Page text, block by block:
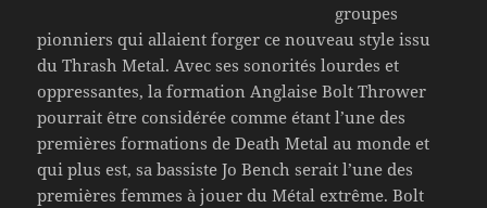
groupes
pionniers qui allaient forger ce nouveau style issu
du Thrash Metal. Avec ses sonorités lourdes et
oppressantes, la formation Anglaise Bolt Thrower
pourrait être considérée comme étant l’une des
premières formations de Death Metal au monde et
qui plus est, sa bassiste Jo Bench serait l’une des
premières femmes à jouer du Métal extrême. Bolt